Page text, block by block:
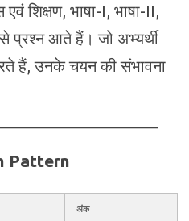
एवं शिक्षण, भाषा-I, भाषा-II,
प्रश्न आते हैं। जो अभ्यर्थी
हैं, उनके चयन की संभावना
Pattern
अंक